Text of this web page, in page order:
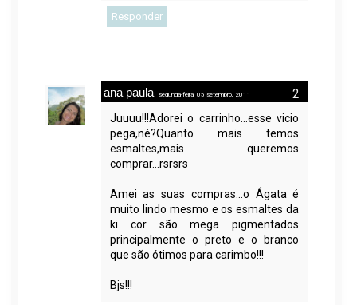
Responder
ana paula segunda-feira, 05 setembro, 2011
Juuuu!!!Adorei o carrinho...esse vicio
pega,né?Quanto mais temos
esmaltes,mais queremos
comprar...rsrsrs
Amei as suas compras...o Ágata é
muito lindo mesmo e os esmaltes da
ki cor são mega pigmentados
principalmente o preto e o branco
que são ótimos para carimbo!!!
Bjs!!!